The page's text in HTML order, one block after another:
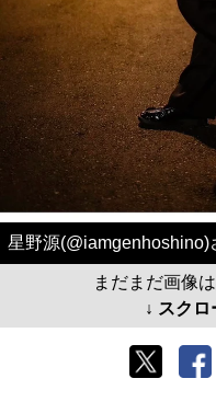
星野源(@iamgenhoshino)
まだまだ画像
↓ スク